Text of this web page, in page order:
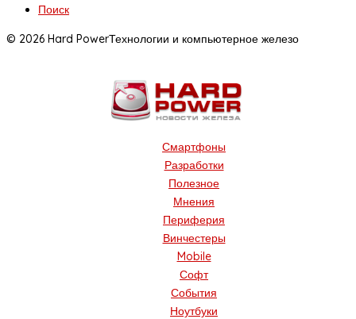
Поиск
© 2026 Hard PowerТехнологии и компьютерное железо
Смартфоны
Разработки
Полезное
Мнения
Периферия
Винчестеры
Mobile
Софт
События
Ноутбуки